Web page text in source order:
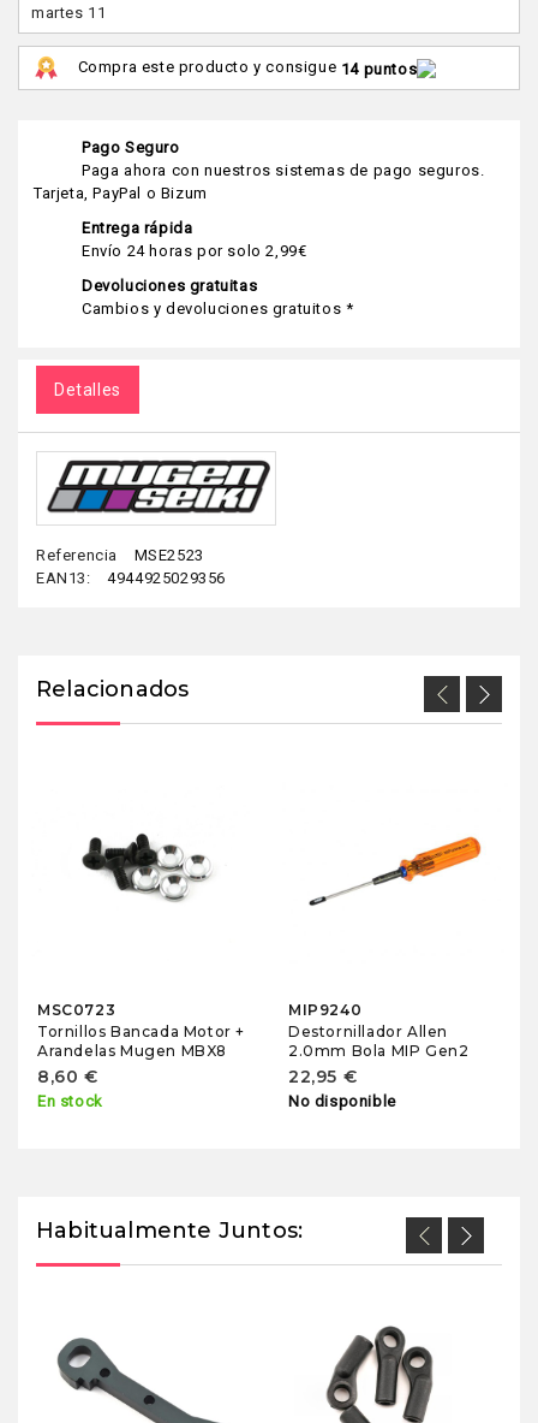
martes 11
Compra este producto y consigue 14 puntos
Pago Seguro
Paga ahora con nuestros sistemas de pago seguros.
Tarjeta, PayPal o Bizum
Entrega rápida
Envío 24 horas por solo 2,99€
Devoluciones gratuitas
Cambios y devoluciones gratuitos *
Detalles
Referencia
MSE2523
EAN13:
4944925029356
Relacionados
MSC0723
Tornillos Bancada Motor +
Arandelas Mugen MBX8
8,60 €
En stock
MIP9240
Destornillador Allen
2.0mm Bola MIP Gen2
22,95 €
No disponible
Habitualmente Juntos: